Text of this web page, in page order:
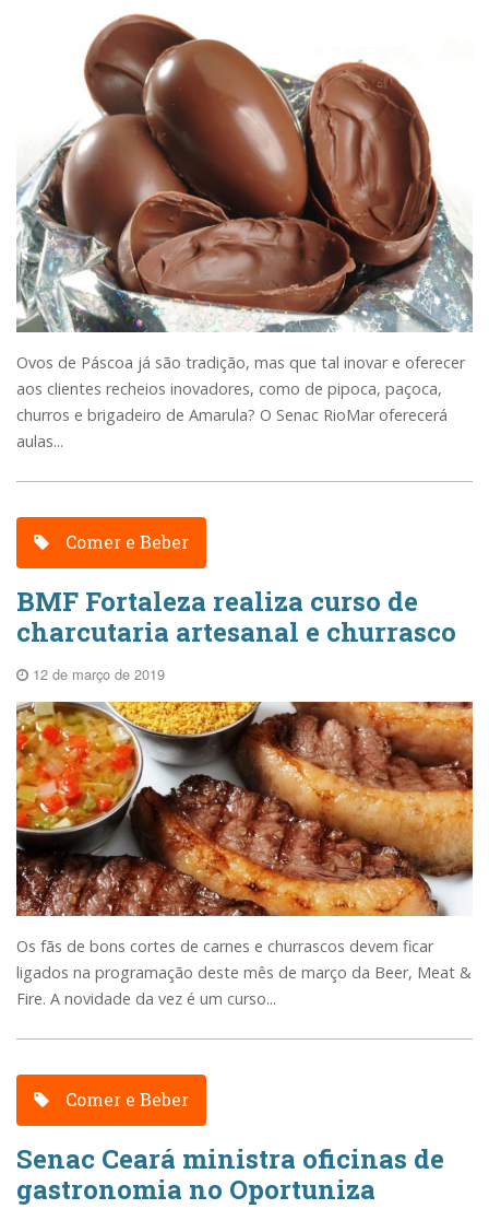
Ovos de Páscoa já são tradição, mas que tal inovar e oferecer
aos clientes recheios inovadores, como de pipoca, paçoca,
churros e brigadeiro de Amarula? O Senac RioMar oferecerá
aulas...
Comer e Beber
BMF Fortaleza realiza curso de
charcutaria artesanal e churrasco
12 de março de 2019
Os fãs de bons cortes de carnes e churrascos devem ficar
ligados na programação deste mês de março da Beer, Meat &
Fire. A novidade da vez é um curso...
Comer e Beber
Senac Ceará ministra oficinas de
gastronomia no Oportuniza